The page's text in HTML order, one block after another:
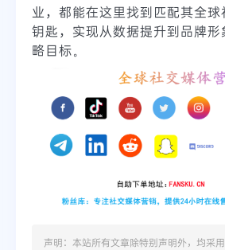
业，都能在这里找到匹配其全
钥匙，实现从数据提升到品牌
略目标。
声明：本站所有文章除特别声明外，均采用